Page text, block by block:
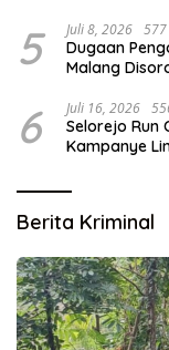
5 Juli 8, 2026
Dugaan
Malang
6 Juli 16, 2026
Selorejo Run
Kampanye
Berita Kriminal